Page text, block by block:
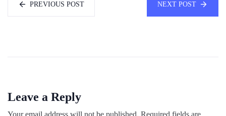
PREVIOUS POST NEXT POST
Leave a Reply